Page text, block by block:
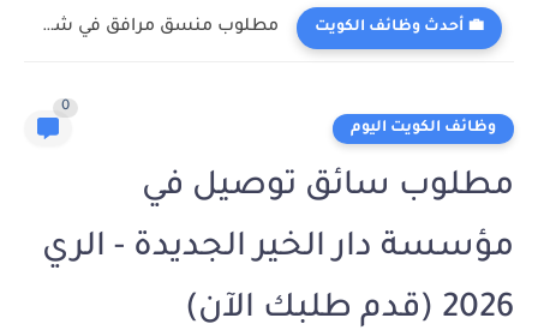
💼 أحدث وظائف الكويت مطلوب منسق مرافق في شركة جلف سبك للتجارة العامة والمقاولات...
وظائف الكويت اليوم
0
مطلوب سائق توصيل في
مؤسسة دار الخير الجديدة - الري
2026 (قدم طلبك الآن)